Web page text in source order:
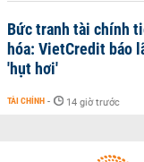
Bức tranh tài chính
hóa: VietCredit báo
'hụt hơi'
TÀI CHÍNH - 14 giờ trước